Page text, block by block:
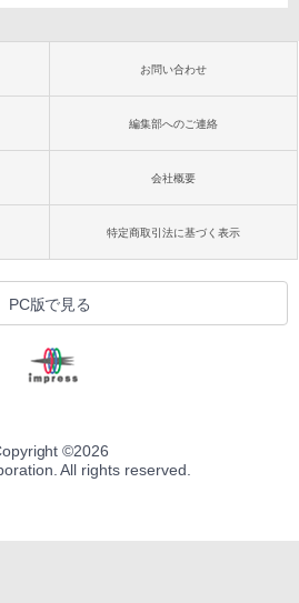
お問い合わせ
編集部へのご連絡
会社概要
特定商取引法に基づく表示
PC版で見る
©2026
All rights reserved.